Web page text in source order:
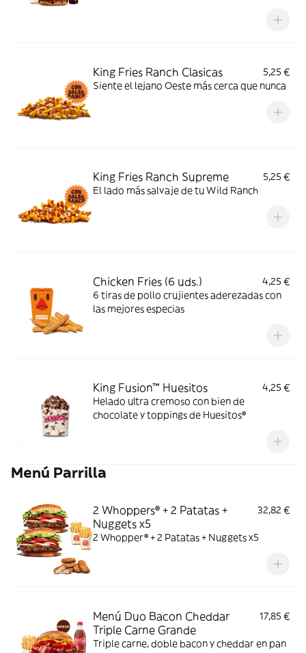
elijas, y disfruta de doble Crispy Chicken®
King Fries Ranch Clasicas
5,25 €
Siente el lejano Oeste más cerca que nunca
King Fries Ranch Supreme
5,25 €
El lado más salvaje de tu Wild Ranch
Chicken Fries (6 uds.)
4,25 €
6 tiras de pollo crujientes aderezadas con
las mejores especias
King Fusion™ Huesitos
4,25 €
Helado ultra cremoso con bien de
chocolate y toppings de Huesitos®
Menú Parrilla
2 Whoppers® + 2 Patatas +
Nuggets x5
32,82 €
2 Whopper® + 2 Patatas + Nuggets x5
Menú Duo Bacon Cheddar
Triple Carne Grande
17,85 €
Triple carne, doble bacon y cheddar en pan